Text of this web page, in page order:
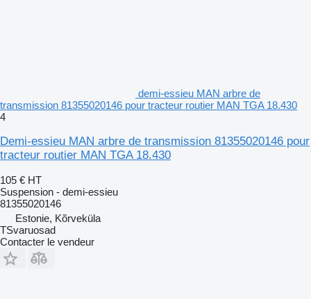
demi-essieu MAN arbre de
transmission 81355020146 pour tracteur routier MAN TGA 18.430
4
Demi-essieu MAN arbre de transmission 81355020146 pour
tracteur routier MAN TGA 18.430
105 € HT
Suspension - demi-essieu
81355020146
Estonie, Kõrveküla
TSvaruosad
Contacter le vendeur